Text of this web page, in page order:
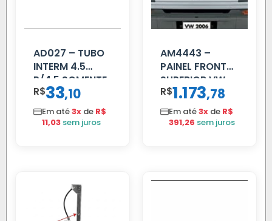
AD027 – TUBO
INTERM 4.5
P/4.5 SOMENTE
PROLONGADOR
R$33,10
Em até3x de R$
11,03 sem juros
AM4443 –
PAINEL FRONTAL
SUPERIOR VW
DELIVERY
R$1.173,78
Em até3x de R$
391,26 sem juros